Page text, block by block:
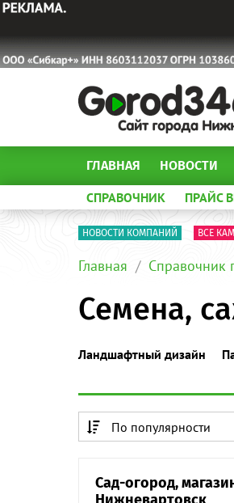
ГЛАВНАЯ НОВОСТИ
СПРАВОЧНИК ПРАЙС
НОВОСТИ КОМПАНИЙ ВСЕ
Главная Справочник
Семена,
Ландшафтный дизайн
По популярности
По алфавиту
Сад-огород,